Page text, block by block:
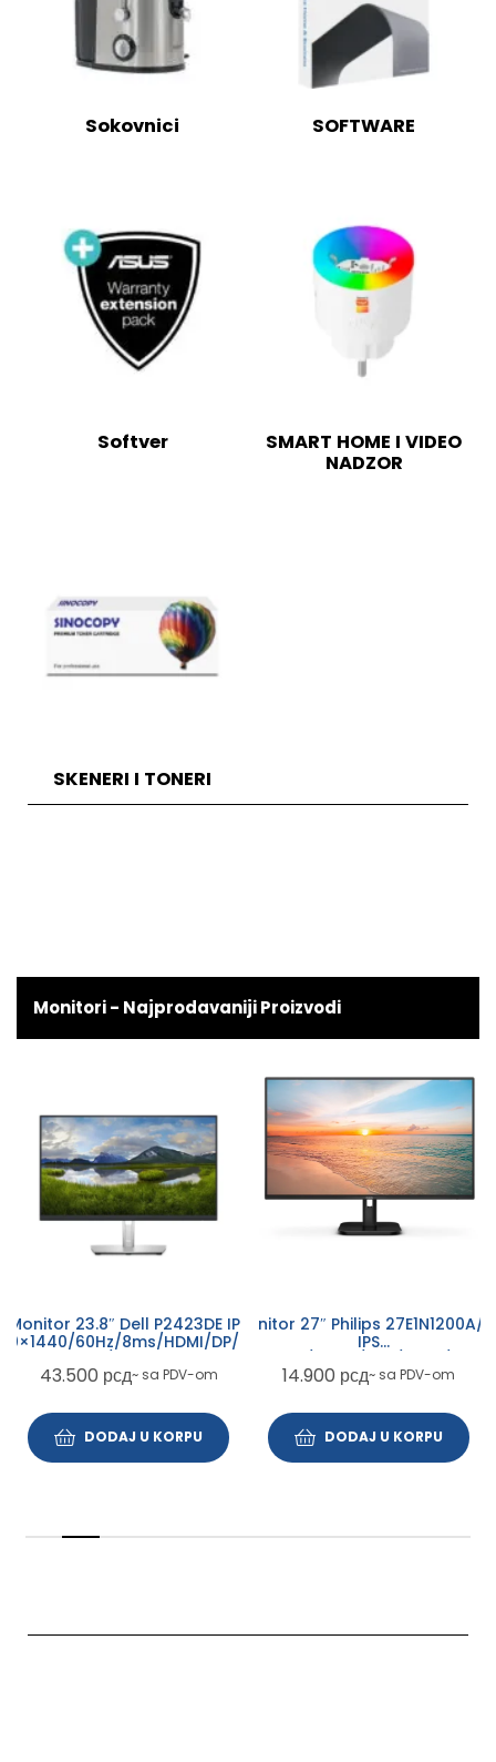
Sokovnici SOFTWARE
Softver
SMART HOME I VIDEO
NADZOR
SKENERI I TONERI
Monitori - Najprodavaniji Proizvodi
Monitor 23.8″ Dell P2423DE IPS
60Hz/8ms/HDMI/DP/USB-
43.500 рсд~ sa PDV-om
DODAJ U KORPU
Monitor 27″ Philips 27E1N1200A/
IPS
14.900 рсд~ sa PDV-om
DODAJ U KORPU